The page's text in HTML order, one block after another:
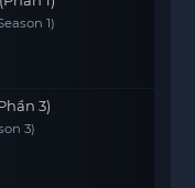
1)
3)
3)